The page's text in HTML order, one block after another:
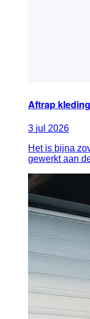
Aftrap
3 jul 2026
Het is bijna
gewerkt aan